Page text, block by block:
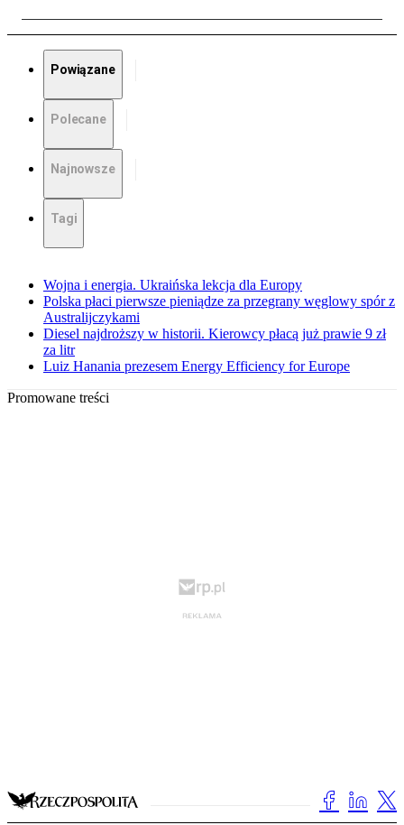
Powiązane
Polecane
Najnowsze
Tagi
Wojna i energia. Ukraińska lekcja dla Europy
Polska płaci pierwsze pieniądze za przegrany węglowy spór z
Australijczykami
Diesel najdroższy w historii. Kierowcy płacą już prawie 9 zł
za litr
Luiz Hanania prezesem Energy Efficiency for Europe
Promowane treści